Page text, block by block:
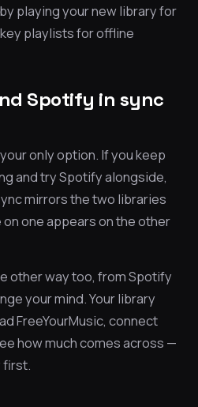
playing your new library for
playlists for offline
Spotify in sync
only option. If you keep
and try Spotify alongside,
mirrors the two libraries
one appears on the other
other way too, from Spotify
your mind. Your library
FreeYourMusic, connect
how much comes across —